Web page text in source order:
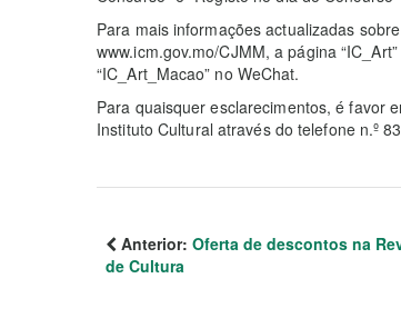
Para mais informações actualizadas
www.icm.gov.mo/CJMM, a página
“IC_Art_Macao” no WeChat.
Para quaisquer esclarecimentos, é favor
Instituto Cultural através do telefone n.º
Anterior: Oferta de descontos na
de Cultura